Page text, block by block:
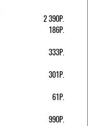
2 390Р.
186Р.
333Р.
301Р.
61Р.
990Р.